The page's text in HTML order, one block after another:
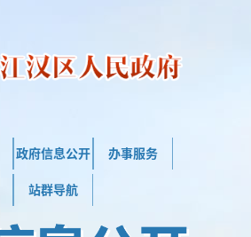
政府信息公开 办事服务
站群导航